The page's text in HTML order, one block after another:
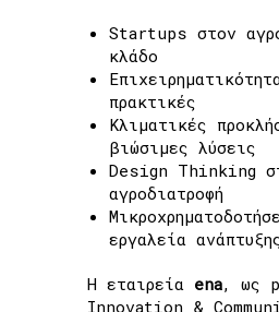
Startups στον
κλάδο
πρακτικές
Κλιματικές
βιώσιμες λύσεις
Design Thinking
αγροδιατροφή
εργαλεία
Η εταιρεία ena, ως
Innovation &